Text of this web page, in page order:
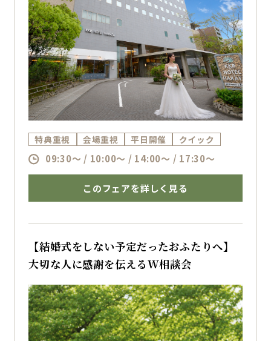
特典重視 会場重視 平日開催 クイック
09:30～ / 10:00～ / 14:00～ / 17:30～
このフェアを詳しく見る
【結婚式をしない予定だったおふたりへ】
大切な人に感謝を伝えるW相談会